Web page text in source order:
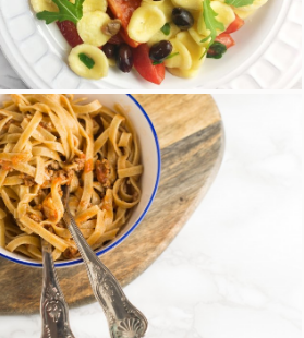
con olive, pomodorini e